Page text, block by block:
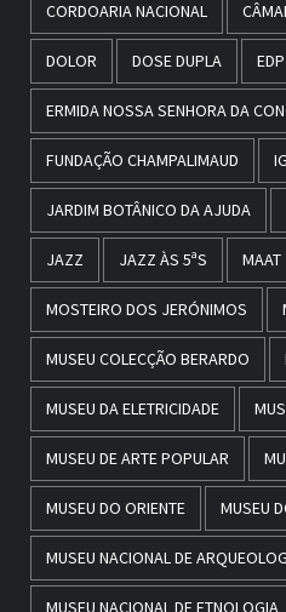
CORDOARIA NACIONAL
DOLOR DOSE DUPLA EDP
ERMIDA NOSSA SENHORA DA
FUNDAÇÃO CHAMPALIMAUD
JARDIM BOTÂNICO DA AJUDA
JAZZ JAZZ ÀS 5ªS MAAT
MOSTEIRO DOS JERÓNIMOS
MUSEU COLECÇÃO BERARDO
MUSEU DA ELETRICIDADE
MUSEU DE ARTE POPULAR
MUSEU DO ORIENTE MUSEU
MUSEU NACIONAL DE
MUSEU NACIONAL DE ETNOLOGIA